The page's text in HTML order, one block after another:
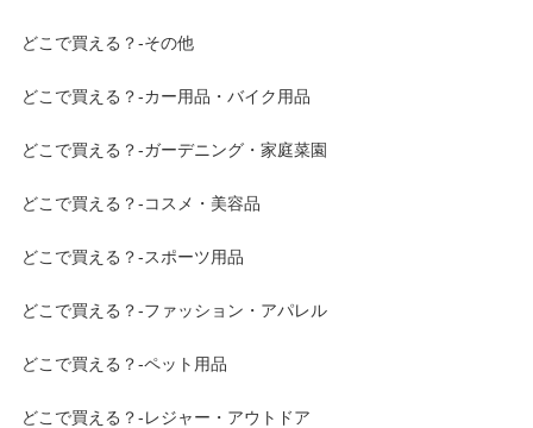
どこで買える？-その他
どこで買える？-カー用品・バイク用品
どこで買える？-ガーデニング・家庭菜園
どこで買える？-コスメ・美容品
どこで買える？-スポーツ用品
どこで買える？-ファッション・アパレル
どこで買える？-ペット用品
どこで買える？-レジャー・アウトドア